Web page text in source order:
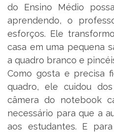
do Ensino Médio
aprendendo, o
esforços. Ele
casa em uma pequena
a quadro branco e
Como gosta e precisa
quadro, ele cuidou
câmera do notebook
necessário para que a
aos estudantes. E